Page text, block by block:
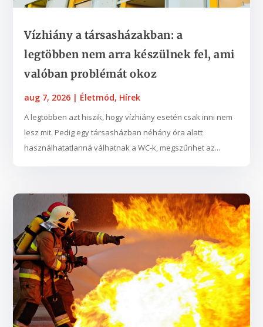
Vízhiány a társasházakban: a
legtöbben nem arra készülnek fel, ami
valóban problémát okoz
aug 7, 2026 | Életmód, Hírek
A legtöbben azt hiszik, hogy vízhiány esetén csak inni nem
lesz mit. Pedig egy társasházban néhány óra alatt
használhatatlanná válhatnak a WC-k, megszűnhet az...